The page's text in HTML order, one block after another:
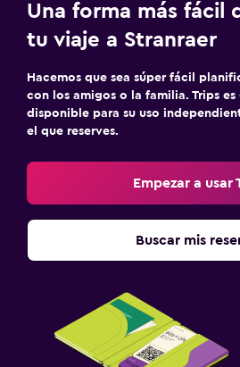
Una forma más fácil
tu viaje a Stranraer
Hacemos que sea súper fácil
con los amigos o la familia. Trips es
disponible para su uso
el que reserves.
Empezar a usar
Buscar mis